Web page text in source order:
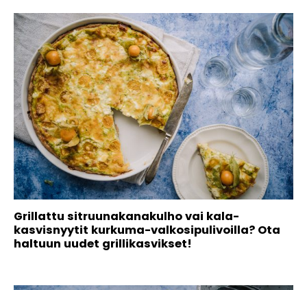
Grillattu sitruunakanakulho vai kala-
kasvisnyytit kurkuma-valkosipulivoilla? Ota
haltuun uudet grillikasvikset!